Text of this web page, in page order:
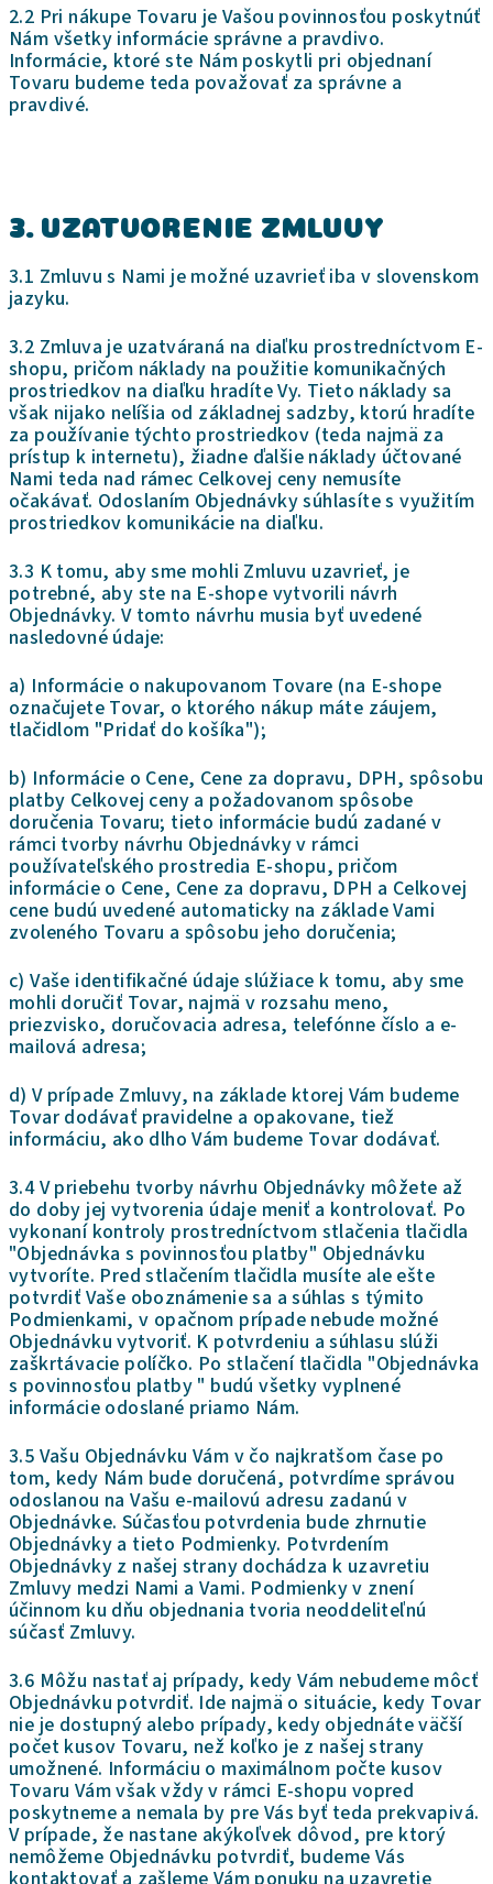
2.2 Pri nákupe Tovaru je Vašou povinnosťou poskytnúť
Nám všetky informácie správne a pravdivo.
Informácie, ktoré ste Nám poskytli pri objednaní
Tovaru budeme teda považovať za správne a
pravdivé.
3. UZATVORENIE ZMLUVY
3.1 Zmluvu s Nami je možné uzavrieť iba v slovenskom
jazyku.
3.2 Zmluva je uzatváraná na diaľku prostredníctvom E-
shopu, pričom náklady na použitie komunikačných
prostriedkov na diaľku hradíte Vy. Tieto náklady sa
však nijako nelíšia od základnej sadzby, ktorú hradíte
za používanie týchto prostriedkov (teda najmä za
prístup k internetu), žiadne ďalšie náklady účtované
Nami teda nad rámec Celkovej ceny nemusíte
očakávať. Odoslaním Objednávky súhlasíte s využitím
prostriedkov komunikácie na diaľku.
3.3 K tomu, aby sme mohli Zmluvu uzavrieť, je
potrebné, aby ste na E-shope vytvorili návrh
Objednávky. V tomto návrhu musia byť uvedené
nasledovné údaje:
a) Informácie o nakupovanom Tovare (na E-shope
označujete Tovar, o ktorého nákup máte záujem,
tlačidlom "Pridať do košíka");
b) Informácie o Cene, Cene za dopravu, DPH, spôsobu
platby Celkovej ceny a požadovanom spôsobe
doručenia Tovaru; tieto informácie budú zadané v
rámci tvorby návrhu Objednávky v rámci
používateľského prostredia E-shopu, pričom
informácie o Cene, Cene za dopravu, DPH a Celkovej
cene budú uvedené automaticky na základe Vami
zvoleného Tovaru a spôsobu jeho doručenia;
c) Vaše identifikačné údaje slúžiace k tomu, aby sme
mohli doručiť Tovar, najmä v rozsahu meno,
priezvisko, doručovacia adresa, telefónne číslo a e-
mailová adresa;
d) V prípade Zmluvy, na základe ktorej Vám budeme
Tovar dodávať pravidelne a opakovane, tiež
informáciu, ako dlho Vám budeme Tovar dodávať.
3.4 V priebehu tvorby návrhu Objednávky môžete až
do doby jej vytvorenia údaje meniť a kontrolovať. Po
vykonaní kontroly prostredníctvom stlačenia tlačidla
"Objednávka s povinnosťou platby" Objednávku
vytvoríte. Pred stlačením tlačidla musíte ale ešte
potvrdiť Vaše oboznámenie sa a súhlas s týmito
Podmienkami, v opačnom prípade nebude možné
Objednávku vytvoriť. K potvrdeniu a súhlasu slúži
zaškrtávacie políčko. Po stlačení tlačidla "Objednávka
s povinnosťou platby " budú všetky vyplnené
informácie odoslané priamo Nám.
3.5 Vašu Objednávku Vám v čo najkratšom čase po
tom, kedy Nám bude doručená, potvrdíme správou
odoslanou na Vašu e-mailovú adresu zadanú v
Objednávke. Súčasťou potvrdenia bude zhrnutie
Objednávky a tieto Podmienky. Potvrdením
Objednávky z našej strany dochádza k uzavretiu
Zmluvy medzi Nami a Vami. Podmienky v znení
účinnom ku dňu objednania tvoria neoddeliteľnú
súčasť Zmluvy.
3.6 Môžu nastať aj prípady, kedy Vám nebudeme môcť
Objednávku potvrdiť. Ide najmä o situácie, kedy Tovar
nie je dostupný alebo prípady, kedy objednáte väčší
počet kusov Tovaru, než koľko je z našej strany
umožnené. Informáciu o maximálnom počte kusov
Tovaru Vám však vždy v rámci E-shopu vopred
poskytneme a nemala by pre Vás byť teda prekvapivá.
V prípade, že nastane akýkoľvek dôvod, pre ktorý
nemôžeme Objednávku potvrdiť, budeme Vás